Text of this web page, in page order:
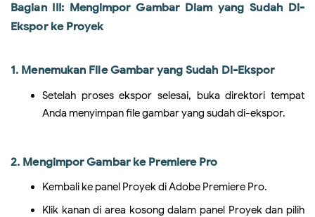
Bagian III: Mengimpor Gambar Diam yang Sudah Di-
Ekspor ke Proyek
1. Menemukan File Gambar yang Sudah Di-Ekspor
Setelah proses ekspor selesai, buka direktori tempat
Anda menyimpan file gambar yang sudah di-ekspor.
2. Mengimpor Gambar ke Premiere Pro
Kembali ke panel Proyek di Adobe Premiere Pro.
Klik kanan di area kosong dalam panel Proyek dan pilih